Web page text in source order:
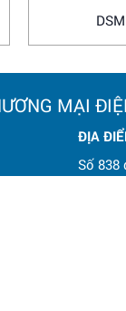
MẠI
ĐỊA
Số